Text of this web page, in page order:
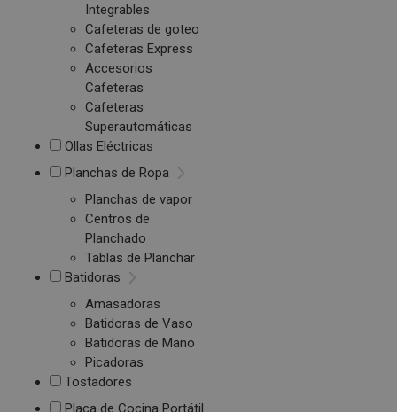
Integrables
Cafeteras de goteo
Cafeteras Express
Accesorios
Cafeteras
Cafeteras
Superautomáticas
Ollas Eléctricas
Planchas de Ropa
Planchas de vapor
Centros de
Planchado
Tablas de Planchar
Batidoras
Amasadoras
Batidoras de Vaso
Batidoras de Mano
Picadoras
Tostadores
Placa de Cocina Portátil